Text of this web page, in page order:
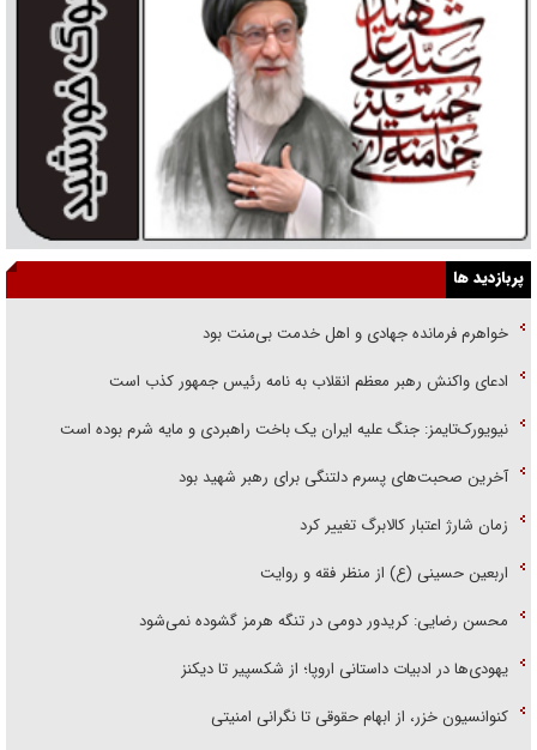
پربازدید ها
خواهرم فرمانده جهادی و اهل خدمت بی‌منت بود
ادعای واکنش رهبر معظم انقلاب به نامه رئیس جمهور کذب است
نیویورک‌تایمز: جنگ علیه ایران یک باخت راهبردی و مایه شرم بوده است
آخرین صحبت‌های پسرم دلتنگی برای رهبر شهید بود
زمان شارژ اعتبار کالابرگ تغییر کرد
اربعین حسینی (ع) از منظر فقه و روایت
محسن رضایی: کریدور دومی در تنگه هرمز گشوده نمی‌شود
یهودی‌ها در ادبیات داستانی اروپا؛ از شکسپیر تا دیکنز
کنوانسیون خزر، از ابهام حقوقی تا نگرانی امنیتی